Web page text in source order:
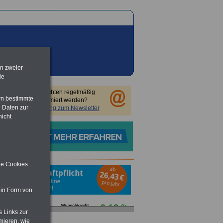
Sie möchten regelmäßig
informiert werden?
Anmeldung zum Newsletter
zweier
bestimmte
Daten zur
Cookies
Form von
Links zur
wie